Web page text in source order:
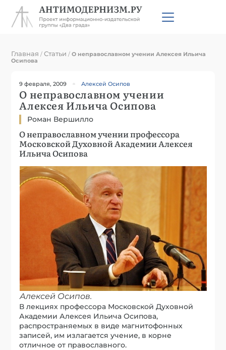
Главная /Статьи /О неправославном учении Алексея Ильича
Осипова
9 февраля, 2009 Алексей Осипов
О неправославном учении
Алексея Ильича Осипова
Роман Вершилло
О неправославном учении профессора
Московской Духовной Академии Алексея
Ильича Осипова
Алексей Осипов.
В лекциях профессора Московской Духовной
Академии Алексея Ильича Осипова,
распространяемых в виде магнитофонных
записей, им излагается учение, в корне
отличное от православного.